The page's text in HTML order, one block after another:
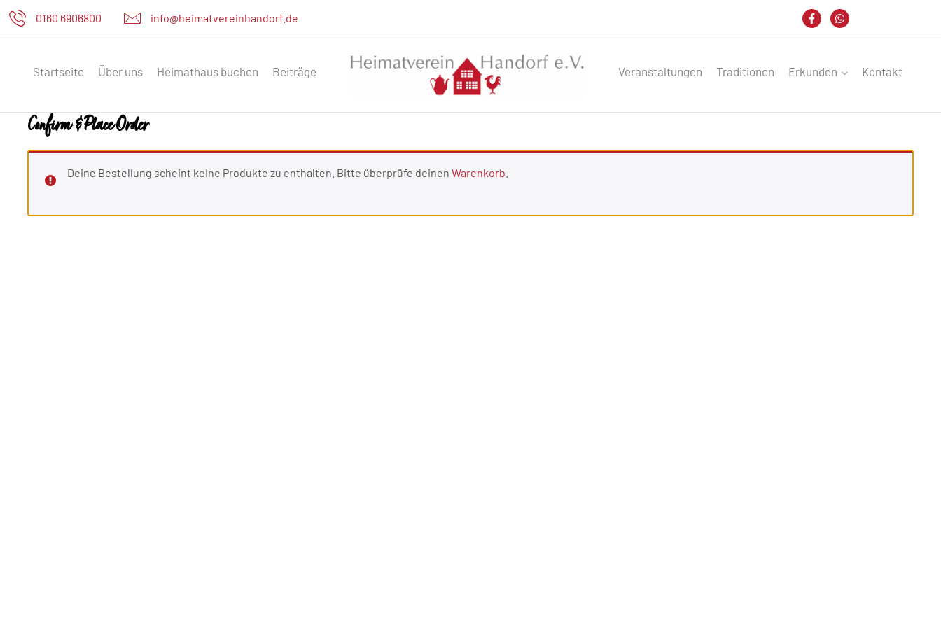
0160 6906800 info@heimatvereinhandorf.de
Startseite Über uns Heimathaus buchen Beiträge Veranstaltungen Traditionen Erkunden Kontakt
Confirm & Place Order
Deine Bestellung scheint keine Produkte zu enthalten. Bitte überprüfe deinen Warenkorb